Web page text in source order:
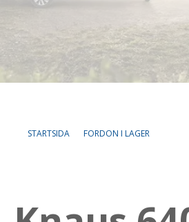
STARTSIDA FORDON I LAGER